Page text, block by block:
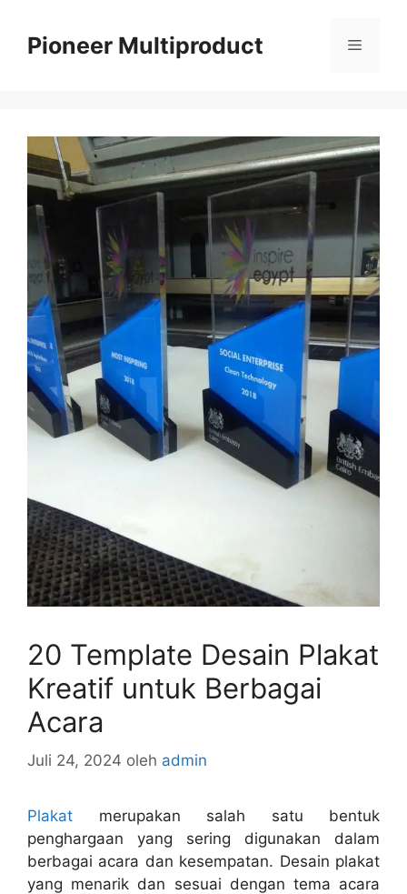
Pioneer Multiproduct Menu
20 Template Desain Plakat
Kreatif untuk Berbagai
Acara
Juli 24, 2024 oleh admin
Plakat merupakan salah satu bentuk
penghargaan yang sering digunakan dalam
berbagai acara dan kesempatan. Desain plakat
yang menarik dan sesuai dengan tema acara